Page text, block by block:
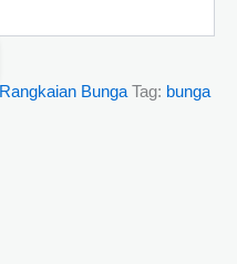
Rangkaian Bunga Tag: bunga